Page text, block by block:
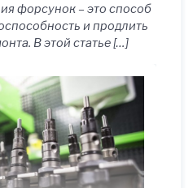
форсунок – это способ
и продлить
В этой статье […]